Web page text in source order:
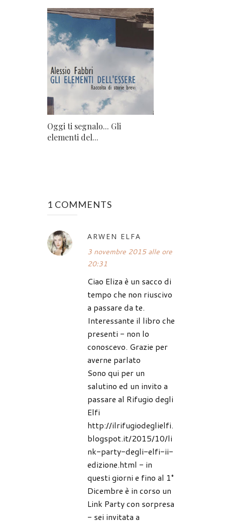
Oggi ti segnalo... Gli
elementi del...
1 COMMENTS
ARWEN ELFA
3 novembre 2015 alle ore
20:31
Ciao Eliza è un sacco di
tempo che non riuscivo
a passare da te.
Interessante il libro che
presenti - non lo
conoscevo. Grazie per
averne parlato
Sono qui per un
salutino ed un invito a
passare al Rifugio degli
Elfi
http://ilrifugiodeglielfi.
blogspot.it/2015/10/li
nk-party-degli-elfi-ii-
edizione.html - in
questi giorni e fino al 1°
Dicembre è in corso un
Link Party con sorpresa
- sei invitata a